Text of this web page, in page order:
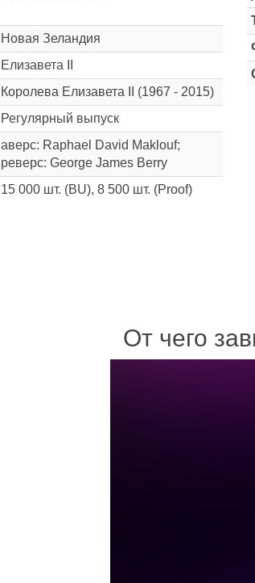
Новая Зеландия
Елизавета II
Королева Елизавета II (1967 - 2015)
Регулярный выпуск
аверс: Raphael David Maklouf;
реверс: George James Berry
15 000 шт. (BU), 8 500 шт. (Proof)
От чего